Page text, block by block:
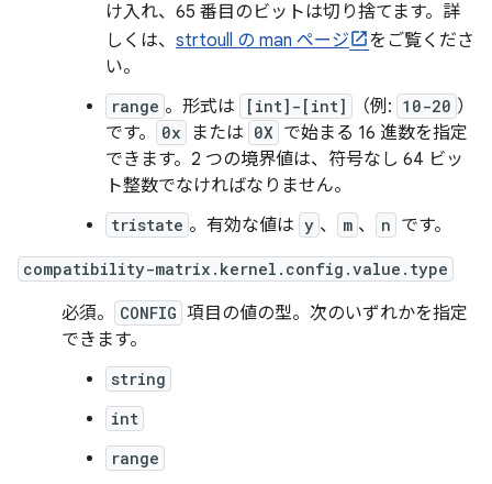
け入れ、65 番目のビットは切り捨てます。詳
しくは、 strtoull の man ページ
をご覧くださ
い。
range 。形式は [int]-[int] （例: 10-20 ）
です。
0x または 0X で始まる 16 進数を指定
できます。2 つの境界値は、符号なし 64 ビッ
ト整数でなければなりません。
tristate 。有効な値は y 、 m 、 n です。
compatibility-matrix.kernel.config.value.type
必須。 CONFIG 項目の値の型。次のいずれかを指定
できます。
string
int
range